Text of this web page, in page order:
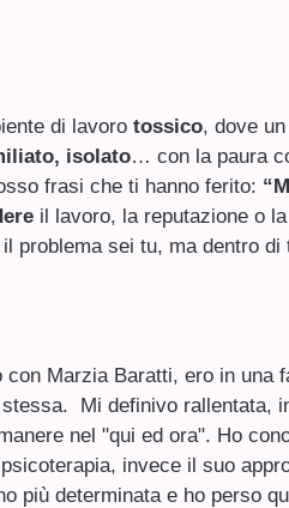
di lavoro tossico, dove
isolato… con la paura
frasi che ti hanno ferito:
il lavoro, la reputazione o
problema sei tu, ma dentro
Marzia Baratti, ero in una
Mi definivo rallentata,
nel "qui ed ora". Ho
invece il suo
più determinata e ho perso